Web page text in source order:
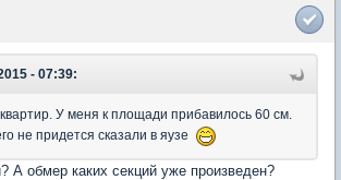
- 07:39:
У меня к площади прибавилось 60 см.
не придется сказали в яузе
А обмер каких секций уже произведен?